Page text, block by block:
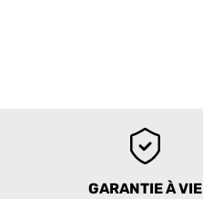
GARANTIE À VIE